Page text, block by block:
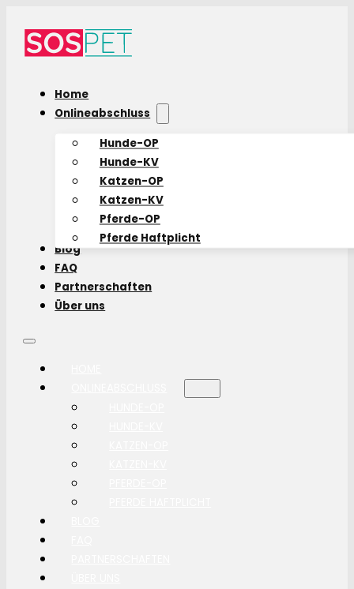
Home
Onlineabschluss
Hunde-OP
Hunde-KV
Katzen-OP
Katzen-KV
Pferde-OP
Pferde Haftplicht
Blog
FAQ
Partnerschaften
Über uns